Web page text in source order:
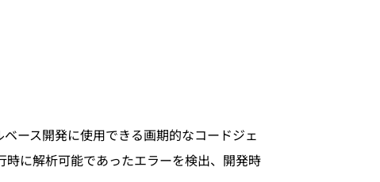
ース開発に使用できる画期的なコードジェ
に解析可能であったエラーを検出、開発時